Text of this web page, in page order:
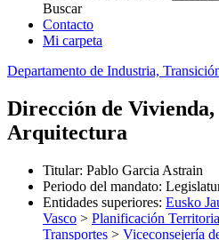
Buscar
Contacto
Mi carpeta
Departamento de Industria,
Dirección de Vivienda,
Arquitectura
Titular: Pablo Garcia Astrain
Periodo del mandato:
Entidades superiores: Eusko
Vasco > Planificación
Transportes > Viceconsejería